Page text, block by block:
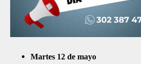
Martes 12 de mayo